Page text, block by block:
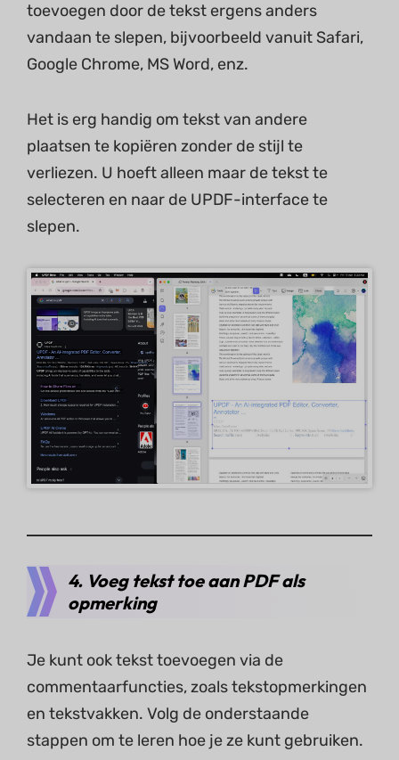
toevoegen door de tekst ergens anders
vandaan te slepen, bijvoorbeeld vanuit Safari,
Google Chrome, MS Word, enz.
Het is erg handig om tekst van andere
plaatsen te kopiëren zonder de stijl te
verliezen. U hoeft alleen maar de tekst te
selecteren en naar de UPDF-interface te
slepen.
4. Voeg tekst toe aan PDF als
opmerking
Je kunt ook tekst toevoegen via de
commentaarfuncties, zoals tekstopmerkingen
en tekstvakken. Volg de onderstaande
stappen om te leren hoe je ze kunt gebruiken.